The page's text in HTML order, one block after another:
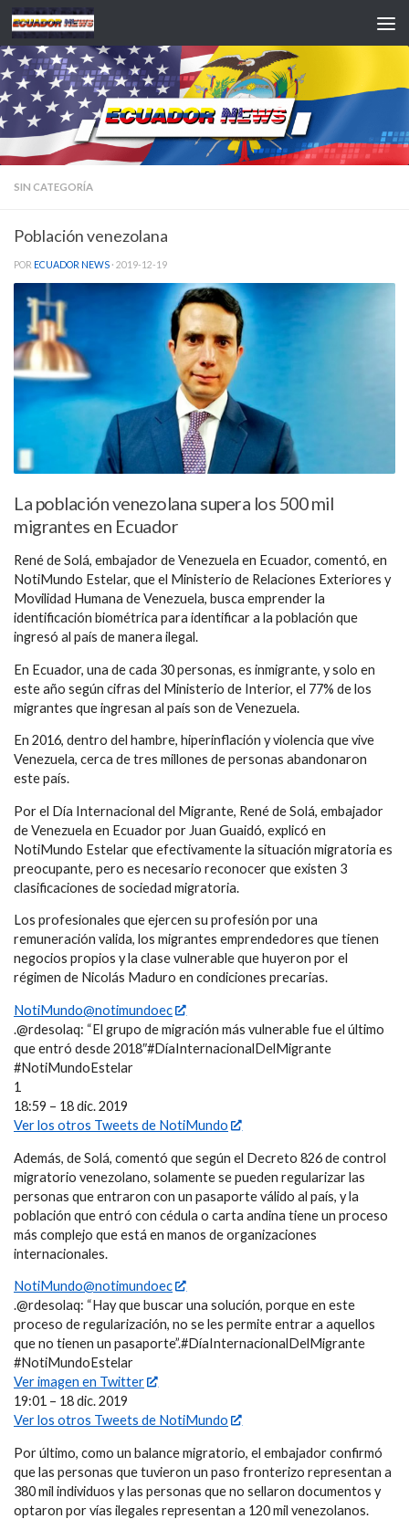
Saltar al contenido
SIN CATEGORÍA
Población venezolana
POR ECUADOR NEWS · 2019-12-19
La población venezolana supera los 500 mil
migrantes en Ecuador
René de Solá, embajador de Venezuela en Ecuador, comentó, en
NotiMundo Estelar, que el Ministerio de Relaciones Exteriores y
Movilidad Humana de Venezuela, busca emprender la
identificación biométrica para identificar a la población que
ingresó al país de manera ilegal.
En Ecuador, una de cada 30 personas, es inmigrante, y solo en
este año según cifras del Ministerio de Interior, el 77% de los
migrantes que ingresan al país son de Venezuela.
En 2016, dentro del hambre, hiperinflación y violencia que vive
Venezuela, cerca de tres millones de personas abandonaron
este país.
Por el Día Internacional del Migrante, René de Solá, embajador
de Venezuela en Ecuador por Juan Guaidó, explicó en
NotiMundo Estelar que efectivamente la situación migratoria es
preocupante, pero es necesario reconocer que existen 3
clasificaciones de sociedad migratoria.
Los profesionales que ejercen su profesión por una
remuneración valida, los migrantes emprendedores que tienen
negocios propios y la clase vulnerable que huyeron por el
régimen de Nicolás Maduro en condiciones precarias.
NotiMundo@notimundoec
.@rdesolaq: “El grupo de migración más vulnerable fue el último
que entró desde 2018″#DíaInternacionalDelMigrante
#NotiMundoEstelar
1
18:59 – 18 dic. 2019
Ver los otros Tweets de NotiMundo
Además, de Solá, comentó que según el Decreto 826 de control
migratorio venezolano, solamente se pueden regularizar las
personas que entraron con un pasaporte válido al país, y la
población que entró con cédula o carta andina tiene un proceso
más complejo que está en manos de organizaciones
internacionales.
NotiMundo@notimundoec
.@rdesolaq: “Hay que buscar una solución, porque en este
proceso de regularización, no se les permite entrar a aquellos
que no tienen un pasaporte”.#DíaInternacionalDelMigrante
#NotiMundoEstelar
Ver imagen en Twitter
19:01 – 18 dic. 2019
Ver los otros Tweets de NotiMundo
Por último, como un balance migratorio, el embajador confirmó
que las personas que tuvieron un paso fronterizo representan a
380 mil individuos y las personas que no sellaron documentos y
optaron por vías ilegales representan a 120 mil venezolanos.